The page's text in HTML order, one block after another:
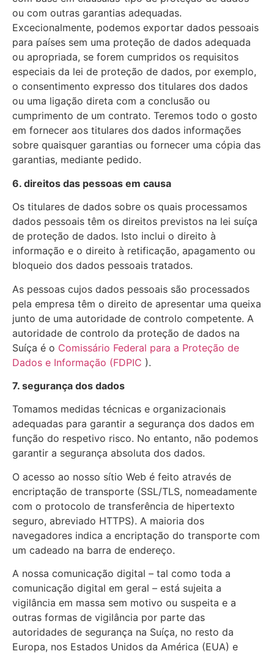
ou com outras garantias adequadas.
Excecionalmente, podemos exportar dados pessoais
para países sem uma proteção de dados adequada
ou apropriada, se forem cumpridos os requisitos
especiais da lei de proteção de dados, por exemplo,
o consentimento expresso dos titulares dos dados
ou uma ligação direta com a conclusão ou
cumprimento de um contrato. Teremos todo o gosto
em fornecer aos titulares dos dados informações
sobre quaisquer garantias ou fornecer uma cópia das
garantias, mediante pedido.
6. direitos das pessoas em causa
Os titulares de dados sobre os quais processamos
dados pessoais têm os direitos previstos na lei suíça
de proteção de dados. Isto inclui o direito à
informação e o direito à retificação, apagamento ou
bloqueio dos dados pessoais tratados.
As pessoas cujos dados pessoais são processados
pela empresa têm o direito de apresentar uma queixa
junto de uma autoridade de controlo competente. A
autoridade de controlo da proteção de dados na
Suíça é o Comissário Federal para a Proteção de
Dados e Informação (FDPIC ).
7. segurança dos dados
Tomamos medidas técnicas e organizacionais
adequadas para garantir a segurança dos dados em
função do respetivo risco. No entanto, não podemos
garantir a segurança absoluta dos dados.
O acesso ao nosso sítio Web é feito através de
encriptação de transporte (SSL/TLS, nomeadamente
com o protocolo de transferência de hipertexto
seguro, abreviado HTTPS). A maioria dos
navegadores indica a encriptação do transporte com
um cadeado na barra de endereço.
A nossa comunicação digital – tal como toda a
comunicação digital em geral – está sujeita a
vigilância em massa sem motivo ou suspeita e a
outras formas de vigilância por parte das
autoridades de segurança na Suíça, no resto da
Europa, nos Estados Unidos da América (EUA) e